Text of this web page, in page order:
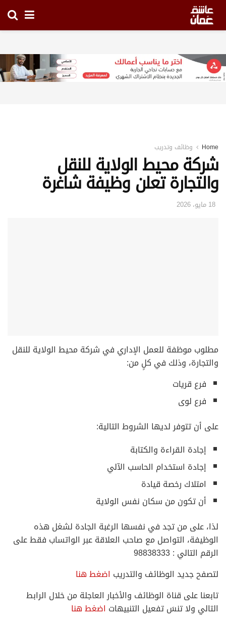
Home وظائف وتدريب
شركة محيط الولاية للنقل
والتجارة تعلن وظيفة شاغرة
18 مايو، 2026
مطلوب موظفة للعمل الإداري في شركة محيط الولاية للنقل
والتجارة، وذلك في كلٍ من:
فرع قريات
فرع لوى
على أن تتوفر لديها الشروط التالية:
إجادة القراءة والكتابة
إجادة استخدام الحاسب الآلي
امتلاك رخصة قيادة
أن تكون من سكان نفس الولاية
لذا، على من تجد في نفسها الرغبة الجادة لشغل هذه
الوظيفة، التواصل مع صاحب العلاقة عبر الواتساب فقط على
الرقم التالي : 98838333
لتصفح جديد الوظائف والتدريب اضغط هنا
تابعنا على قناة الوظائف والأخبار العاجلة من خلال الرابط
التالي ولا تنسَ تفعيل التنبيهات اضغط هنا